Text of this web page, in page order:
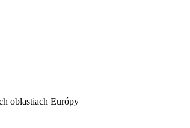
oblastiach Európy